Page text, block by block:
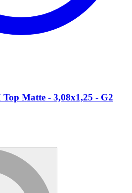
Matte - 3,08x1,25 - G2